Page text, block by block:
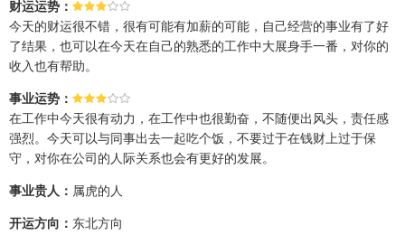
财运运势：
今天的财运很不错，很有可能有加薪的可能，自己经营的事业有了好
了结果，也可以在今天在自己的熟悉的工作中大展身手一番，对你的
收入也有帮助。
事业运势：
在工作中今天很有动力，在工作中也很勤奋，不随便出风头，责任感
强烈。今天可以与同事出去一起吃个饭，不要过于在钱财上过于保
守，对你在公司的人际关系也会有更好的发展。
事业贵人： 属虎的人
开运方向： 东北方向